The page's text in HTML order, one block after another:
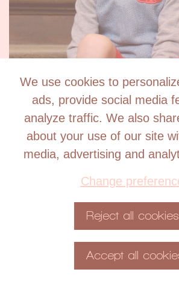
We use cookies to
ads, provide social media
analyze traffic. We also
about your use of our site
media, advertising and
Change
Reject all cookies
Accept all